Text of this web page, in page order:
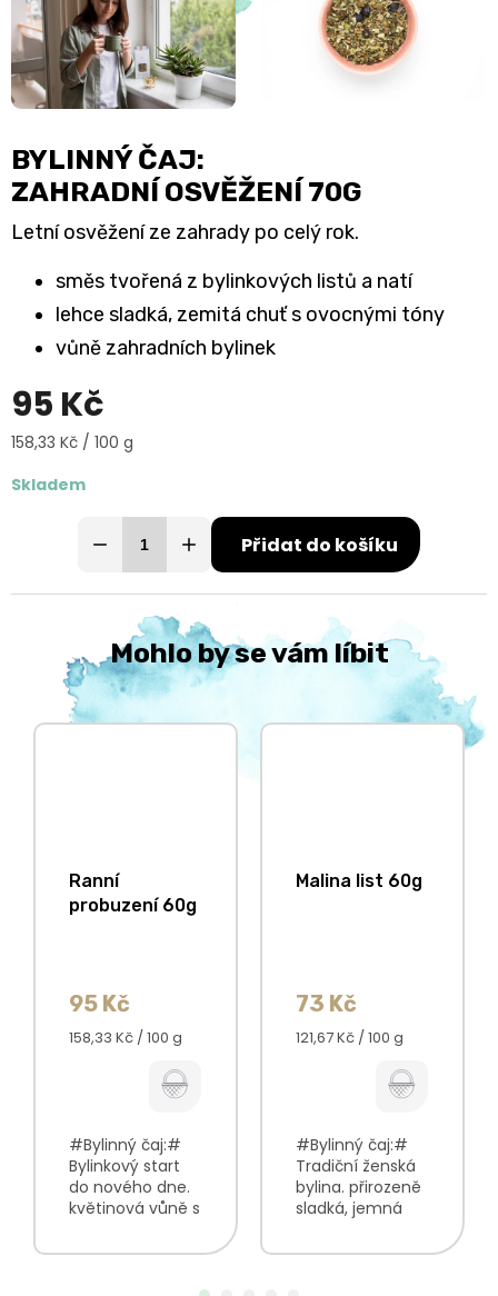
BYLINNÝ ČAJ:
ZAHRADNÍ OSVĚŽENÍ 70G
Letní osvěžení ze zahrady po celý rok.
směs tvořená z bylinkových listů a natí
lehce sladká, zemitá chuť s ovocnými tóny
vůně zahradních bylinek
95 Kč
Měrná
158,33 Kč / 100 g
Skladem
Přidat do košíku
Mohlo by se vám líbit
Ranní
probuzení 60g
95 Kč
Měrná
158,33 Kč / 100 g
#Bylinný čaj:#
Bylinkový start
do nového dne.
květinová vůně s
ovoce směs
Malina list 60g
73 Kč
Měrná
121,67 Kč / 100 g
#Bylinný čaj:#
Tradiční ženská
bylina. přirozeně
sladká, jemná
barva typická